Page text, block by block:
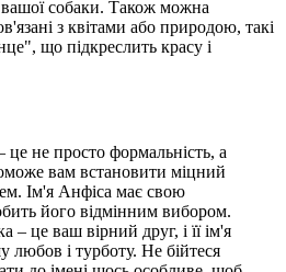
вашої собаки. Також можна
з квітами або природою, такі
що підкреслить красу і
не просто формальність, а
вам встановити міцний
Ім'я Анфіса має свою
його відмінним вибором.
це ваш вірний друг, і її ім'я
і турботу. Не бійтеся